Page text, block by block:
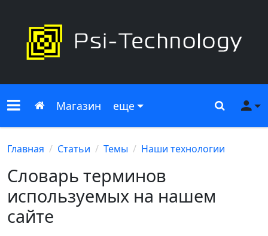
Меню сайта
Главная
Магазин еще Поиск
Главная Статьи Темы Наши технологии
Словарь терминов
используемых на нашем
сайте